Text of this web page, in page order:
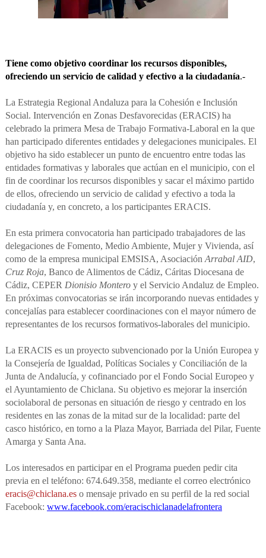
Tiene como objetivo coordinar los recursos disponibles,
ofreciendo un servicio de calidad y efectivo a la ciudadanía.-
La Estrategia Regional Andaluza para la Cohesión e Inclusión
Social. Intervención en Zonas Desfavorecidas (ERACIS) ha
celebrado la primera Mesa de Trabajo Formativa-Laboral en la que
han participado diferentes entidades y delegaciones municipales. El
objetivo ha sido establecer un punto de encuentro entre todas las
entidades formativas y laborales que actúan en el municipio, con el
fin de coordinar los recursos disponibles y sacar el máximo partido
de ellos, ofreciendo un servicio de calidad y efectivo a toda la
ciudadanía y, en concreto, a los participantes ERACIS.
En esta primera convocatoria han participado trabajadores de las
delegaciones de Fomento, Medio Ambiente, Mujer y Vivienda, así
como de la empresa municipal EMSISA, Asociación Arrabal AID,
Cruz Roja, Banco de Alimentos de Cádiz, Cáritas Diocesana de
Cádiz, CEPER Dionisio Monteroy el Servicio Andaluz de Empleo.
En próximas convocatorias se irán incorporando nuevas entidades y
concejalías para establecer coordinaciones con el mayor número de
representantes de los recursos formativos-laborales del municipio.
La ERACIS es un proyecto subvencionado por la Unión Europea y
la Consejería de Igualdad, Políticas Sociales y Conciliación de la
Junta de Andalucía, y cofinanciado por el Fondo Social Europeo y
el Ayuntamiento de Chiclana. Su objetivo es mejorar la inserción
sociolaboral de personas en situación de riesgo y centrado en los
residentes en las zonas de la mitad sur de la localidad: parte del
casco histórico, en torno a la Plaza Mayor, Barriada del Pilar, Fuente
Amarga y Santa Ana.
Los interesados en participar en el Programa pueden pedir cita
previa en el teléfono: 674.649.358, mediante el correo electrónico
eracis@chiclana.eso mensaje privado en su perfil de la red social
Facebook: www.facebook.com/eracischiclanadelafrontera